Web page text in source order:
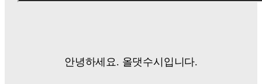
안녕하세요. 올댓수시입니다.